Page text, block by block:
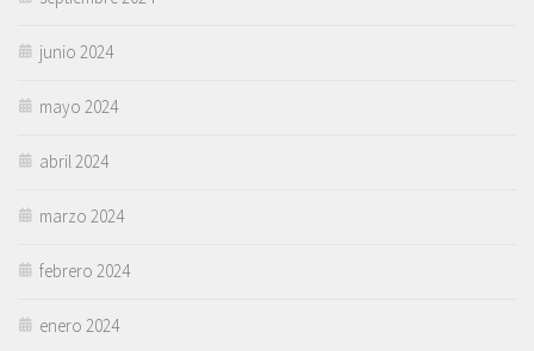
junio 2024
mayo 2024
abril 2024
marzo 2024
febrero 2024
enero 2024